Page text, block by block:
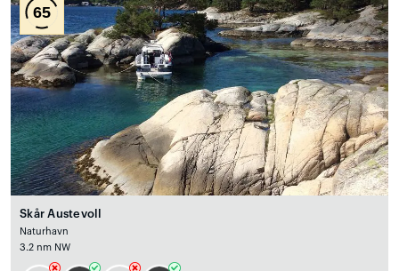
65
Skår Austevoll
Naturhavn
3.2 nm NW